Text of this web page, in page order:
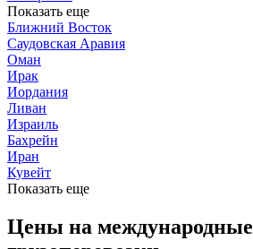
Показать еще
Ближний Восток
Саудовская Аравия
Оман
Ирак
Иордания
Ливан
Израиль
Бахрейн
Иран
Кувейт
Показать еще
Цены на международные